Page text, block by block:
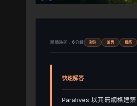
閱讀時間：6分鐘 對決 差異 建築
快速解答
Paralives 以其無網格建